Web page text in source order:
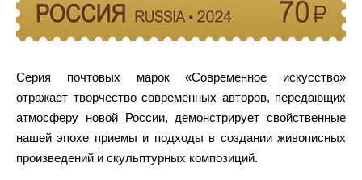
Серия почтовых марок «Современное искусство»
отражает творчество современных авторов, передающих
атмосферу новой России, демонстрирует свойственные
нашей эпохе приемы и подходы в создании живописных
произведений и скульптурных композиций.